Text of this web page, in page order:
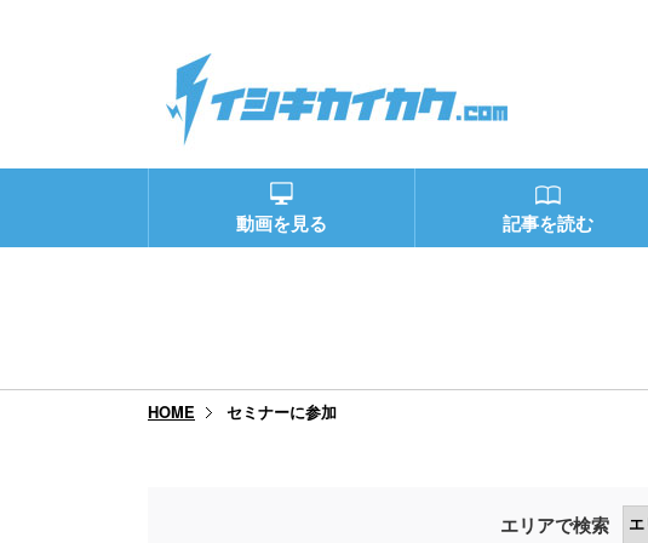
動画を見る 記事を読む
HOME セミナーに参加
エリアで検索